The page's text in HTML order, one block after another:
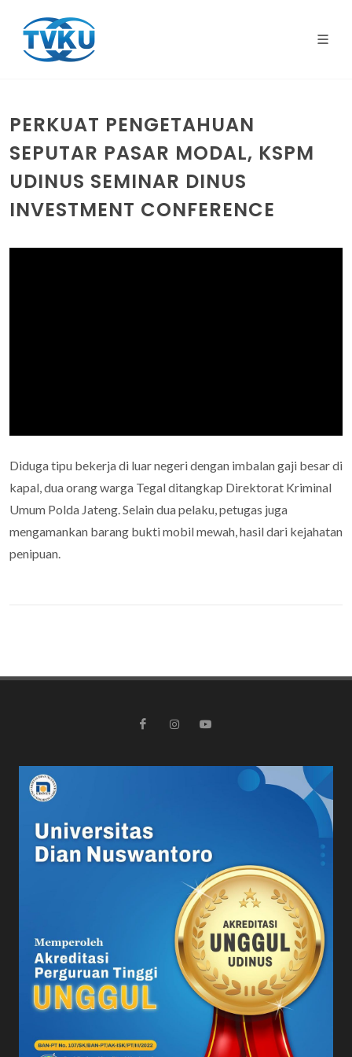
PERKUAT PENGETAHUAN
SEPUTAR PASAR MODAL, KSPM
UDINUS SEMINAR DINUS
INVESTMENT CONFERENCE
Diduga tipu bekerja di luar negeri dengan imbalan gaji besar di
kapal, dua orang warga Tegal ditangkap Direktorat Kriminal
Umum Polda Jateng. Selain dua pelaku, petugas juga
mengamankan barang bukti mobil mewah, hasil dari kejahatan
penipuan.